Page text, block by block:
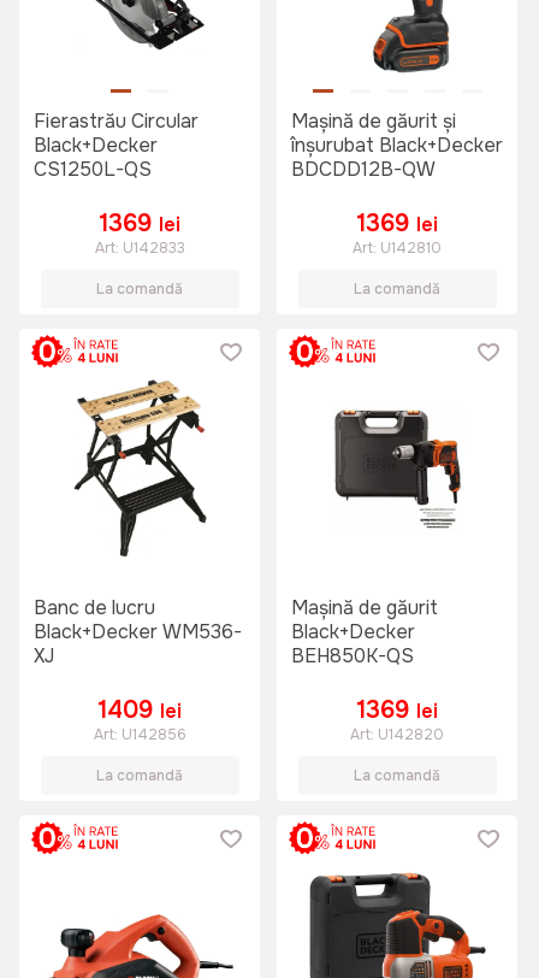
Fierastrău Circular
Black+Decker
CS1250L-QS
1369 lei
Art: U142833
La comandă
Mașină de găurit și
înșurubat Black+Decker
BDCDD12B-QW
1369 lei
Art: U142810
La comandă
Banc de lucru
Black+Decker WM536-
XJ
1409 lei
Art: U142856
La comandă
Mașină de găurit
Black+Decker
BEH850K-QS
1369 lei
Art: U142820
La comandă